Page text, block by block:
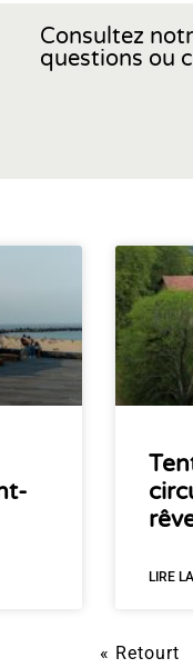
Consultez
questions ou
LIRE
« Retourt